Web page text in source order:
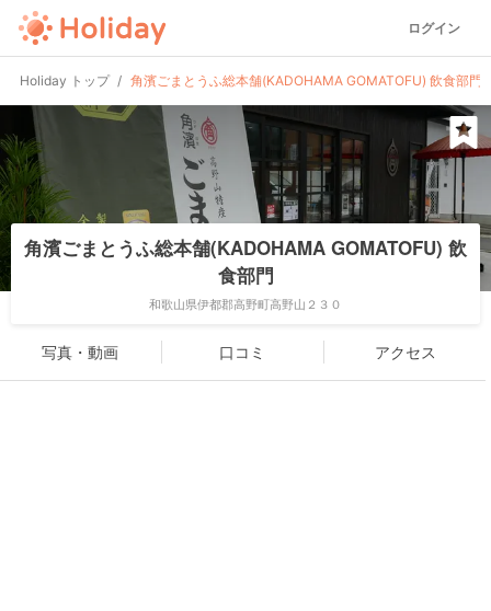
ログイン
Holiday トップ 角濱ごまとうふ総本舗(KADOHAMA GOMATOFU) 飲食部門
角濱ごまとうふ総本舗(KADOHAMA GOMATOFU) 飲
食部門
和歌山県伊都郡高野町高野山２３０
写真・動画 口コミ アクセス